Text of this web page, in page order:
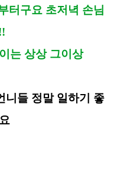
터구요 초저녁 손님
는 상상 그이상
니들 정말 일하기 좋